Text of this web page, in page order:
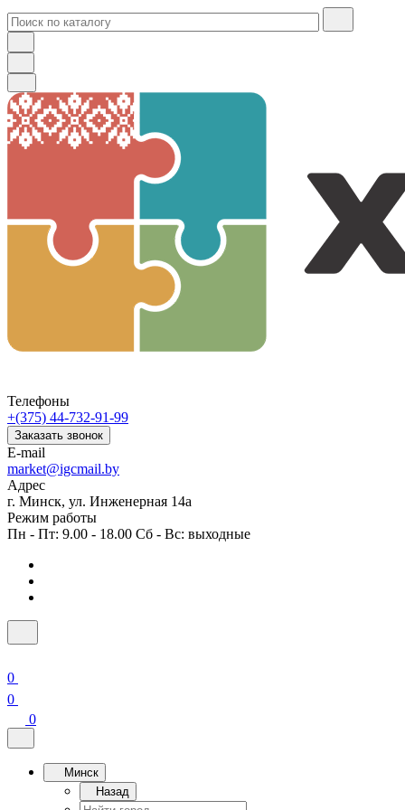
Телефоны
+(375) 44-732-91-99
Заказать звонок
E-mail
market@igcmail.by
Адрес
г. Минск, ул. Инженерная 14а
Режим работы
Пн - Пт: 9.00 - 18.00 Сб - Вс: выходные
0
0
0
Минск
Назад